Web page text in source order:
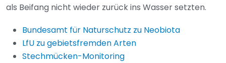
als Beifang nicht wieder zurück ins Wasser setzten.
Bundesamt für Naturschutz zu Neobiota
LfU zu gebietsfremden Arten
Stechmücken-Monitoring